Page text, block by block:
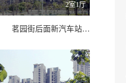
2室1厅
茗园街后面新汽车站对/86.00 平米